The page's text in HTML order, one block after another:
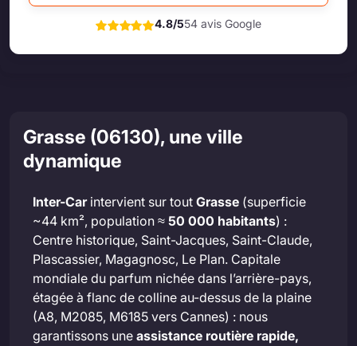
4.8/554 avis Google
Grasse (06130), une ville
dynamique
Inter-Carintervient sur tout Grasse (superficie
~44 km², population ≈ 50 000 habitants) :
Centre historique, Saint-Jacques, Saint-Claude,
Plascassier, Magagnosc, Le Plan. Capitale
mondiale du parfum nichée dans l’arrière-pays,
étagée à flanc de colline au-dessus de la plaine
(A8, M2085, M6185 vers Cannes) : nous
garantissons une assistance routière rapide,